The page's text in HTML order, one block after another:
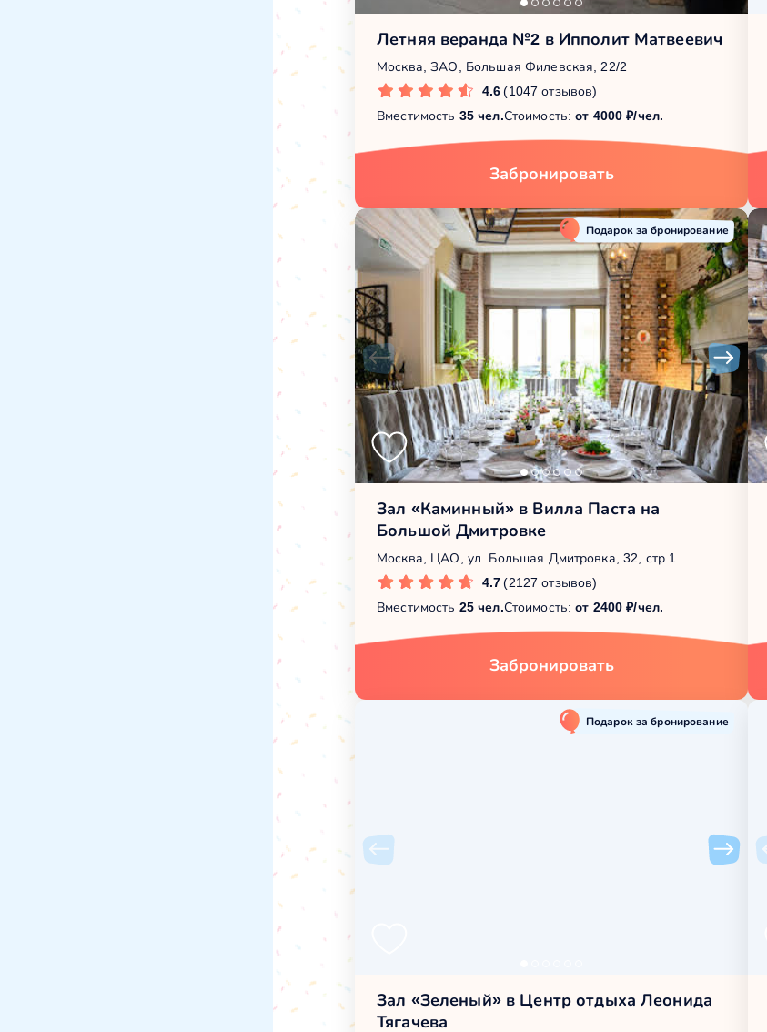
Летняя веранда №2 в Ипполит Матвеевич
Москва, ЗАО, Большая Филевская, 22/2
4.6 (1047 отзывов)
Вместимость 35 чел.Стоимость:от 4000 ₽/чел.
Забронировать
Подарок за бронирование
Зал «Каминный» в Вилла Паста на
Большой Дмитровке
Москва, ЦАО, ул. Большая Дмитровка, 32, стр.1
4.7 (2127 отзывов)
Вместимость 25 чел.Стоимость:от 2400 ₽/чел.
Забронировать
Подарок за бронирование
Зал «Зеленый» в Центр отдыха Леонида
Тягачева